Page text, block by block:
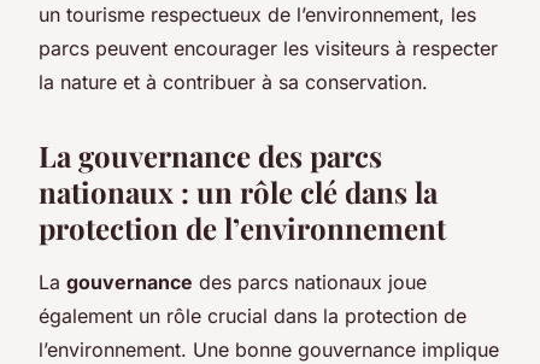
un tourisme respectueux de l’environnement, les
parcs peuvent encourager les visiteurs à respecter
la nature et à contribuer à sa conservation.
La gouvernance des parcs
nationaux : un rôle clé dans la
protection de l’environnement
La gouvernance des parcs nationaux joue
également un rôle crucial dans la protection de
l’environnement. Une bonne gouvernance implique